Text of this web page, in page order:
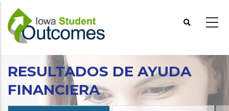
Pasar
contenido
principal
RESULTADOS DE AYUDA
FINANCIERA